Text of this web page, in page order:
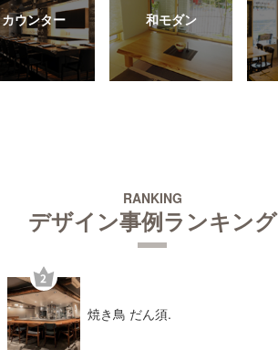
カウンター 和モダン
RANKING
デザイン事例ランキング
焼き鳥 だん須.